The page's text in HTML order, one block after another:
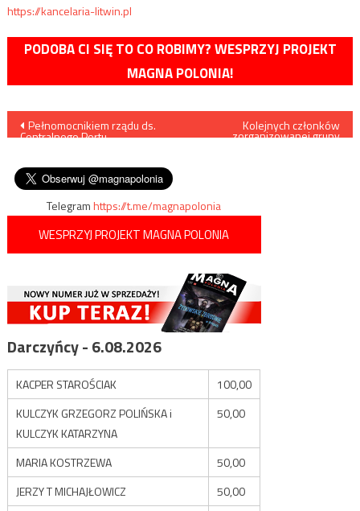
https://kancelaria-litwin.pl
PODOBA CI SIĘ TO CO ROBIMY? WESPRZYJ PROJEKT
MAGNA POLONIA!
Nawigacja
Pełnomocnikiem rządu ds.
Centralnego Portu
Kolejnych członków
zorganizowanej grupy
Telegramhttps://t.me/magnapolonia
WESPRZYJ PROJEKT MAGNA POLONIA
Darczyńcy - 6.08.2026
KACPER STAROŚCIAK
100,00
KULCZYK GRZEGORZ POLIŃSKA i
KULCZYK KATARZYNA
50,00
MARIA KOSTRZEWA
50,00
JERZY T MICHAJŁOWICZ
50,00